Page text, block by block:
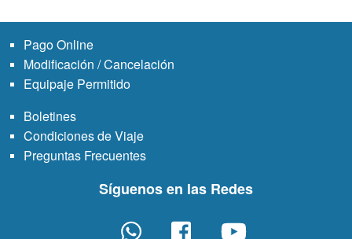
Pago Online
Modificación / Cancelación
Equipaje Permitido
Boletines
Condiciones de Viaje
Preguntas Frecuentes
Síguenos en las Redes
Whatsapp
FacebookYoutube